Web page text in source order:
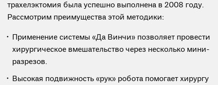
трахелэктомия была успешно выполнена в 2008 году.
Рассмотрим преимущества этой методики:
Применение системы «Да Винчи» позволяет провести
хирургическое вмешательство через несколько мини-
разрезов.
Высокая подвижность «рук» робота помогает хирургу